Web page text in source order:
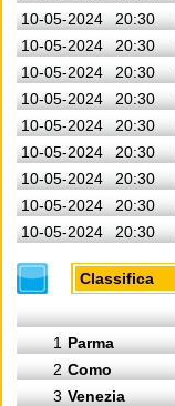
10-05-2024
20:30
10-05-2024
20:30
10-05-2024
20:30
10-05-2024
20:30
10-05-2024
20:30
10-05-2024
20:30
10-05-2024
20:30
10-05-2024
20:30
10-05-2024
20:30
Classifica
1 Parma
2 Como
3 Venezia